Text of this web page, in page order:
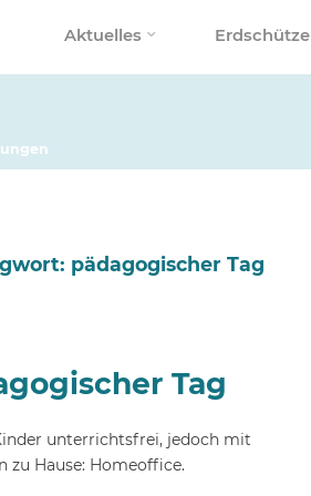
Aktuelles
pädagogischer Tag
Tag
unterrichtsfrei, jedoch mit
zu Hause: Homeoffice.